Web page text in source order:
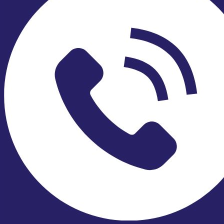
phù hợp nhiều tiêu chuẩn đường ống (JIS, DIN,
ANSI).
Thanh chắn tạo xoáy:
Là chi tiết đặt cố định bên trong thân, có dạng khối
chữ nhật hoặc hình thang.
Khi dòng hơi nóng đi qua, thanh này sẽ tạo ra các
dải xoáy Karman phía sau, tỷ lệ thuận với vận tốc
dòng chảy.
Cảm biến thu tín hiệu:
Thường là cảm biến áp điện.
Có nhiệm vụ phát hiện dao động áp lực do xoáy
Karman gây ra và chuyển thành tín hiệu điện.
Bộ xử lý tín hiệu:
Xử lý, khuếch đại dữ liệu đo từ bộ cảm biến.
Tính toán vận tốc và lưu lượng hơi nóng.
Xuất ra tín hiệu tiêu chuẩn 4–20mA, xung, Modbus
RS485 phục vụ hệ thống SCADA, DCS.